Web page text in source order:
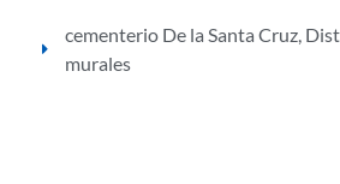
cementerio De la Santa Cruz,
murales